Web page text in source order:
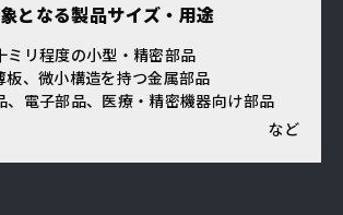
となる製品サイズ・用途
ミリ程度の小型・精密部品
板、微小構造を持つ金属部品
、電子部品、医療・精密機器向け部品
など